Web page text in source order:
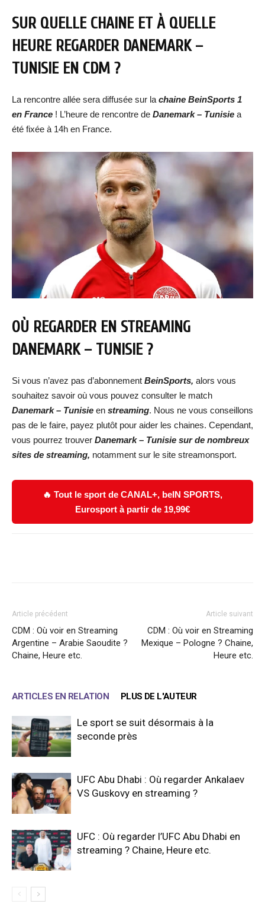
SUR QUELLE CHAINE ET À QUELLE
HEURE REGARDER DANEMARK –
TUNISIEEN CDM ?
La rencontre allée sera diffusée sur la chaine BeinSports 1
en France ! L’heure de rencontre de Danemark – Tunisie a
été fixée à 14h en France.
OÙ REGARDER EN STREAMING
DANEMARK – TUNISIE?
Si vous n’avez pas d’abonnement BeinSports, alors vous
souhaitez savoir où vous pouvez consulter le match
Danemark – Tunisie en streaming. Nous ne vous conseillons
pas de le faire, payez plutôt pour aider les chaines. Cependant,
vous pourrez trouver Danemark – Tunisie sur de nombreux
sites de streaming, notamment sur le site streamonsport.
🔥 Tout le sport de CANAL+, beIN SPORTS,
Eurosport à partir de 19,99€
Article précédent
CDM : Où voir en Streaming
Argentine – Arabie Saoudite ?
Chaine, Heure etc.
Article suivant
CDM : Où voir en Streaming
Mexique – Pologne ? Chaine,
Heure etc.
ARTICLES EN RELATION PLUS DE L'AUTEUR
Le sport se suit désormais à la
seconde près
UFC Abu Dhabi : Où regarder Ankalaev
VS Guskovy en streaming ?
UFC : Où regarder l’UFC Abu Dhabi en
streaming ? Chaine, Heure etc.